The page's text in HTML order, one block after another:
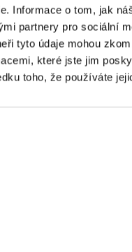
Informace o tom, jak
partnery pro sociální
tyto údaje mohou
které jste jim
toho, že používáte
roku